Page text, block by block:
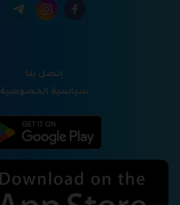
إتصل بنا
سياسية الخصوصية